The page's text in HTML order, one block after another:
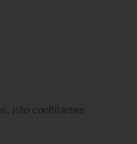
não conflitantes